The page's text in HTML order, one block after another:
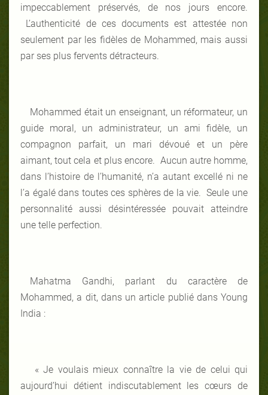
impeccablement préservés, de nos jours encore.
L’authenticité de ces documents est attestée non
seulement par les fidèles de Mohammed, mais aussi
par ses plus fervents détracteurs.
Mohammed était un enseignant, un réformateur, un
guide moral, un administrateur, un ami fidèle, un
compagnon parfait, un mari dévoué et un père
aimant, tout cela et plus encore. Aucun autre homme,
dans l’histoire de l’humanité, n’a autant excellé ni ne
l’a égalé dans toutes ces sphères de la vie. Seule une
personnalité aussi désintéressée pouvait atteindre
une telle perfection.
Mahatma Gandhi, parlant du caractère de
Mohammed, a dit, dans un article publié dans Young
India :
« Je voulais mieux connaître la vie de celui qui
aujourd’hui détient indiscutablement les cœurs de